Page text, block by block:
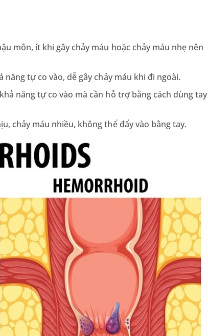
môn, ít khi gây chảy máu hoặc chảy máu nhẹ nên
tự co vào, dễ gây chảy máu khi đi ngoài.
năng tự co vào mà cần hỗ trợ bằng cách dùng tay
chảy máu nhiều, không thể đẩy vào bằng tay.